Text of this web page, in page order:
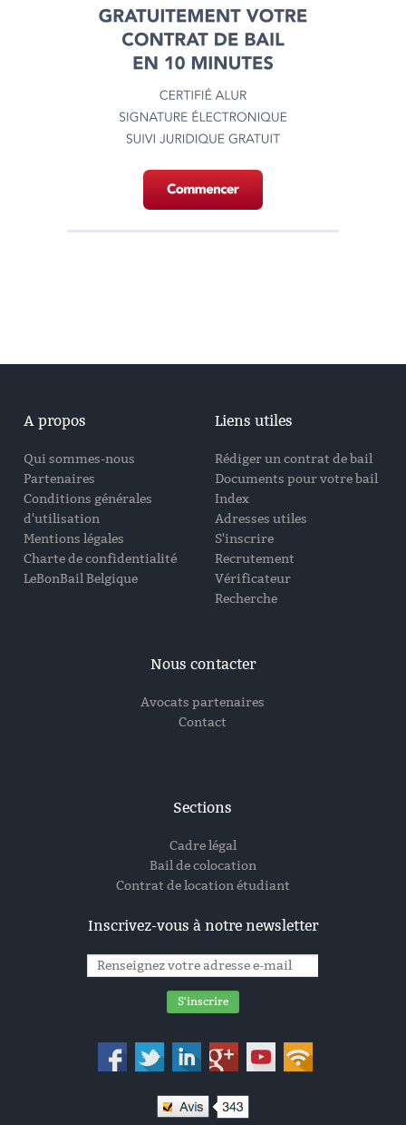
A propos
Qui sommes-nous
Partenaires
Conditions générales
d'utilisation
Mentions légales
Charte de confidentialité
LeBonBail Belgique
Liens utiles
Rédiger un contrat de bail
Documents pour votre bail
Index
Adresses utiles
S'inscrire
Recrutement
Vérificateur
Recherche
Nous contacter
Avocats partenaires
Contact
Sections
Cadre légal
Bail de colocation
Contrat de location étudiant
Inscrivez-vous à notre newsletter